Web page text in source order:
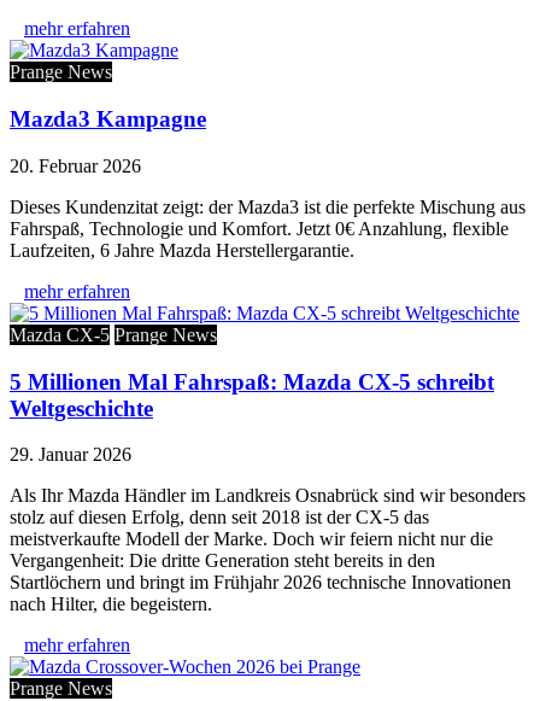
mehr erfahren
Prange News
Mazda3 Kampagne
20. Februar 2026
Dieses Kundenzitat zeigt: der Mazda3 ist die perfekte Mischung aus
Fahrspaß, Technologie und Komfort. Jetzt 0€ Anzahlung, flexible
Laufzeiten, 6 Jahre Mazda Herstellergarantie.
mehr erfahren
Mazda CX-5 Prange News
5 Millionen Mal Fahrspaß: Mazda CX-5 schreibt
Weltgeschichte
29. Januar 2026
Als Ihr Mazda Händler im Landkreis Osnabrück sind wir besonders
stolz auf diesen Erfolg, denn seit 2018 ist der CX-5 das
meistverkaufte Modell der Marke. Doch wir feiern nicht nur die
Vergangenheit: Die dritte Generation steht bereits in den
Startlöchern und bringt im Frühjahr 2026 technische Innovationen
nach Hilter, die begeistern.
mehr erfahren
Prange News